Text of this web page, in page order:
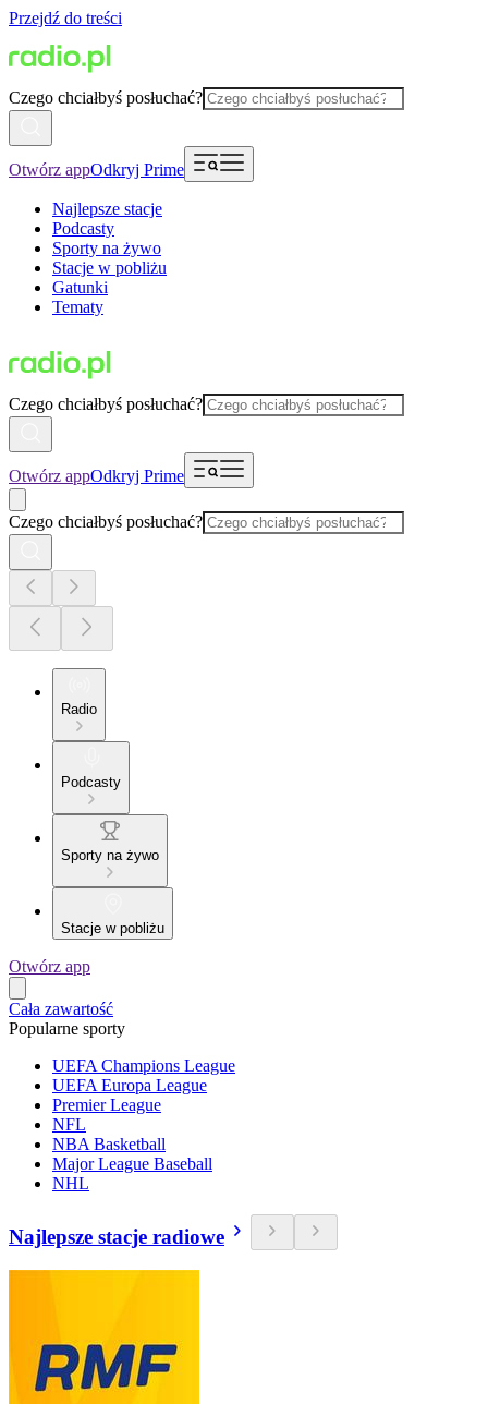
Przejdź do treści
Czego chciałbyś posłuchać?
Otwórz appOdkryj Prime
Najlepsze stacje
Podcasty
Sporty na żywo
Stacje w pobliżu
Gatunki
Tematy
Czego chciałbyś posłuchać?
Otwórz appOdkryj Prime
Czego chciałbyś posłuchać?
Radio
Podcasty
Sporty na żywo
Stacje w pobliżu
Otwórz app
Cała zawartość
Popularne sporty
UEFA Champions League
UEFA Europa League
Premier League
NFL
NBA Basketball
Major League Baseball
NHL
Najlepsze stacje radiowe